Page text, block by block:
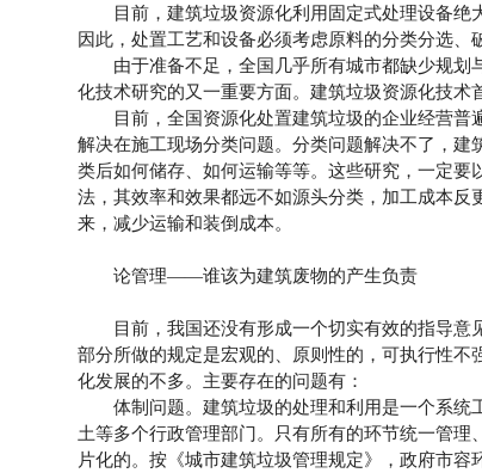
目前，建筑垃圾资源化利用固定式处理设备绝大
因此，处置工艺和设备必须考虑原料的分类分选、
由于准备不足，全国几乎所有城市都缺少规划
化技术研究的又一重要方面。建筑垃圾资源化技术
目前，全国资源化处置建筑垃圾的企业经营普遍
解决在施工现场分类问题。分类问题解决不了，
类后如何储存、如何运输等等。这些研究，一定
法，其效率和效果都远不如源头分类，加工成本
来，减少运输和装倒成本。
论管理——谁该为建筑废物的产生负责
目前，我国还没有形成一个切实有效的指导意见
部分所做的规定是宏观的、原则性的，可执行性
化发展的不多。主要存在的问题有：
体制问题。建筑垃圾的处理和利用是一个系统工
土等多个行政管理部门。只有所有的环节统一管
片化的。按《城市建筑垃圾管理规定》，政府市